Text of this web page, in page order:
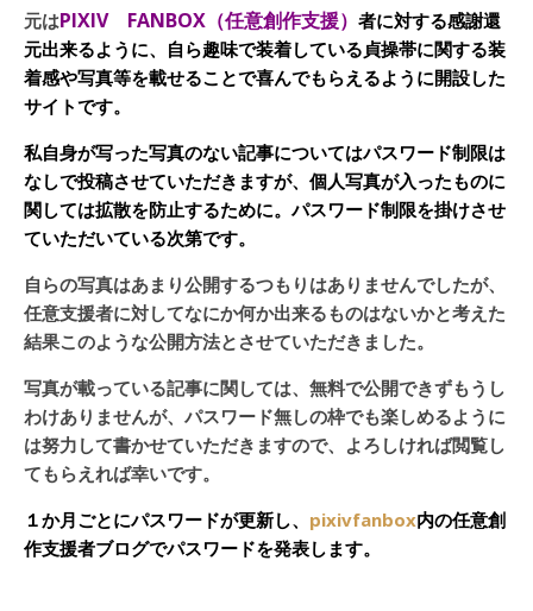
元はPIXIV FANBOX（任意創作支援） 者に対する感謝還
元出来るように、自ら趣味で装着している貞操帯に関する装
着感や写真等を載せることで喜んでもらえるように開設した
サイトです。
私自身が写った写真のない記事についてはパスワード制限は
なしで投稿させていただきますが、個人写真が入ったものに
関しては拡散を防止するために。パスワード制限を掛けさせ
ていただいている次第です。
自らの写真はあまり公開するつもりはありませんでしたが、
任意支援者に対してなにか何か出来るものはないかと考えた
結果このような公開方法とさせていただきました。
写真が載っている記事に関しては、無料で公開できずもうし
わけありませんが、パスワード無しの枠でも楽しめるように
は努力して書かせていただきますので、よろしければ閲覧し
てもらえれば幸いです。
１か月ごとにパスワードが更新し、 pixivfanbox内の任意創
作支援者ブログでパスワードを発表します。